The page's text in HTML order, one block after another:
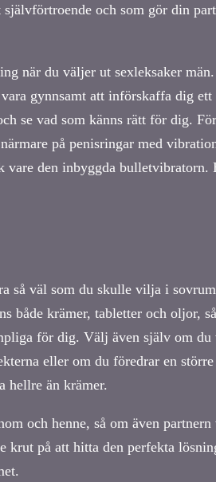
och som gör din
när du väljer ut sexleksaker
gynnsamt att införskaffa dig ett
se vad som känns rätt för dig.
på penisringar med
vare den inbyggda bulletvibratorn.
så väl som du skulle vilja i
både krämer, tabletter och oljor,
för dig. Välj även själv om
eller om du föredrar en
hellre än krämer.
och henne, så om även
på att hitta den perfekta